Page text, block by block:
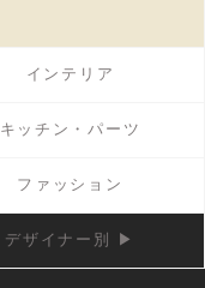
インテリア
キッチン・パーツ
ファッション
デザイナー別 ▶